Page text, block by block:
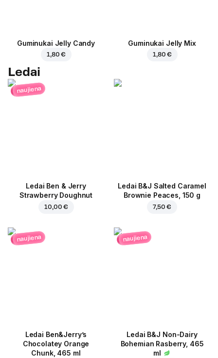
Guminukai Jelly Candy
1,80 €
Guminukai Jelly Mix
1,80 €
Ledai
naujiena
Ledai Ben & Jerry
Strawberry Doughnut
10,00 €
Ledai B&J Salted Caramel
Brownie Peaces, 150 g
7,50 €
naujiena
Ledai Ben&Jerry’s
Chocolatey Orange
Chunk, 465 ml
naujiena
Ledai B&J Non-Dairy
Bohemian Rasberry, 465
ml